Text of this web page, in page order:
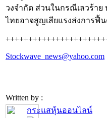
วงจำกัด ส่วนในกรณีเลวร้า
ไทยอาจสูญเสียแรงส่งการฟื้
Stockwave_news@yahoo.com
Written by :
กระแสหุ้นออนไลน์